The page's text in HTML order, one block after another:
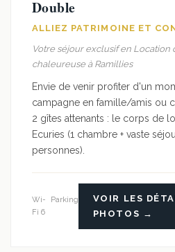
Double
ALLIEZ PATRIMOINE ET
Votre séjour exclusif en Location
chaleureuse à Ramillies
Envie de venir profiter d'un
campagne en famille/amis ou
2 gîtes attenants : le corps de
Ecuries (1 chambre + vaste
personnes).
Wi-
Fi 6
Parking
VOIR LES
PHOTOS →